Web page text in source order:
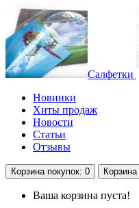
Салфетки
Новинки
Хиты продаж
Новости
Статьи
Отзывы
Корзинапокупок: 0 Корзина
Ваша корзина пуста!